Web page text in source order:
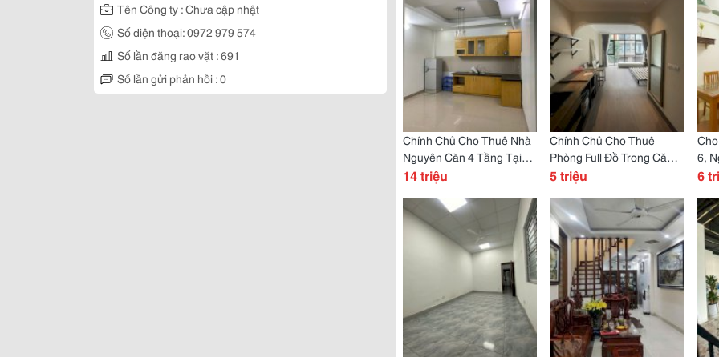
Tên Công ty : Chưa cập nhật
Số điện thoại: 0972 979 574
Số lần đăng rao vặt : 691
Số lần gửi phản hồi : 0
Chính Chủ Cho Thuê Nhà
Nguyên Căn 4 Tầng Tại
Đường Mỹ Đình.
14 triệu
Chính Chủ Cho Thuê
Phòng Full Đồ Trong Căn
Liền Kề Vinhome Ocean
1
5 triệu
6,
6